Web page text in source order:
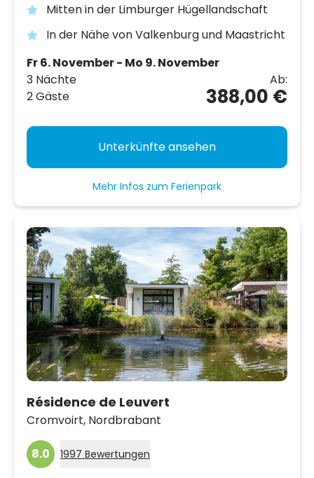
Mitten in der Limburger Hügellandschaft
In der Nähe von Valkenburg und Maastricht
Fr 6. November - Mo 9. November
3 Nächte
2 Gäste
Ab:
388,00 €
Unterkünfte ansehen
Mehr Infos zum Ferienpark
Résidence de Leuvert
Cromvoirt, Nordbrabant
8.0 1997 Bewertungen